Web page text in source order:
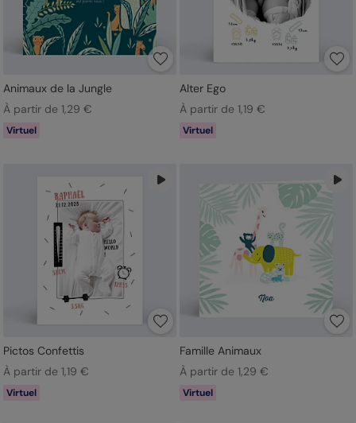
Animaux de la Jungle
À partir de 1,29 €
Virtuel
Alter Ego
À partir de 1,19 €
Virtuel
Pictos Confettis
À partir de 1,19 €
Virtuel
Famille Animaux
À partir de 1,29 €
Virtuel